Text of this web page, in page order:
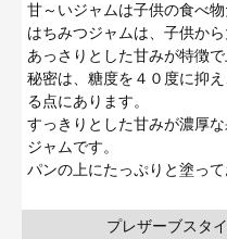
甘～いジャムは子供の食べ
はちみつジャムは、子供か
あっさりとした甘みが特徴
秘密は、糖度を４０度に抑
る点にあります。
すっきりとした甘みが濃厚
ジャムです。
パンの上にたっぷりと塗って
プレザーブスタ